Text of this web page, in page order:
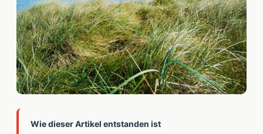
Wie dieser Artikel entstanden ist